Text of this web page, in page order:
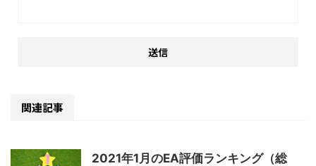
関連記事
2021年1月のEA評価ランキング（総